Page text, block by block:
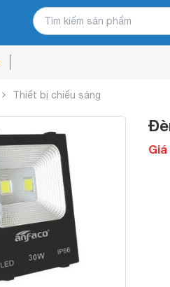
Thiết bị chiếu sáng